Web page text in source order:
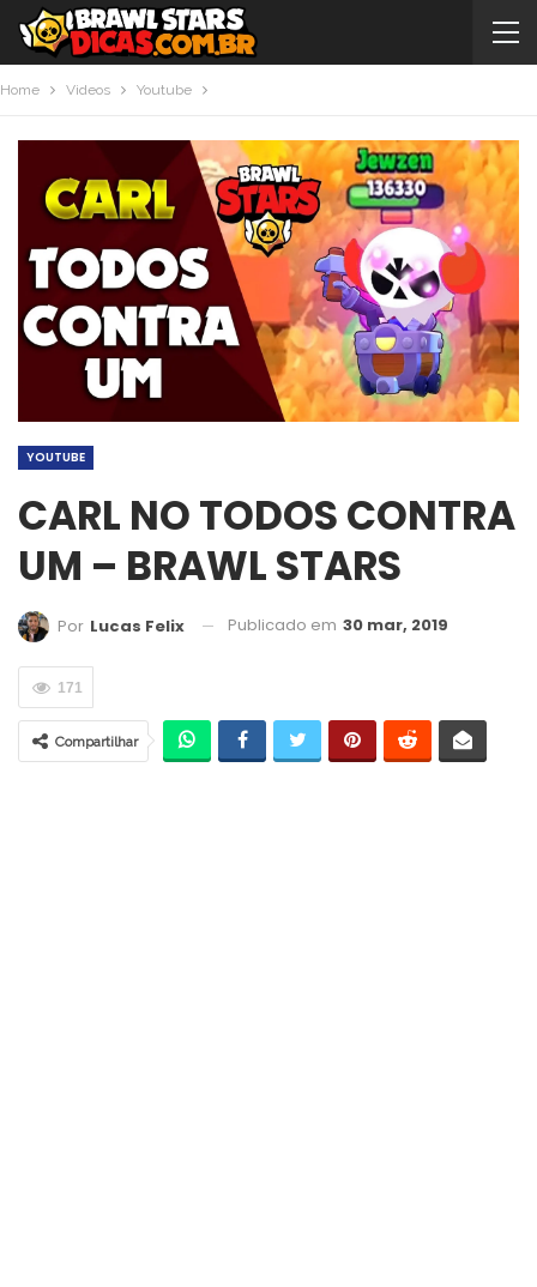
Home Videos Youtube
YOUTUBE
CARL NO TODOS CONTRA
UM – BRAWL STARS
Por Lucas Felix Publicado em 30 mar, 2019
171
Compartilhar